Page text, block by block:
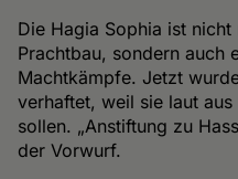
Die Hagia Sophia ist
Prachtbau, sondern auch
Machtkämpfe. Jetzt
verhaftet, weil sie laut
sollen. „Anstiftung zu
der Vorwurf.